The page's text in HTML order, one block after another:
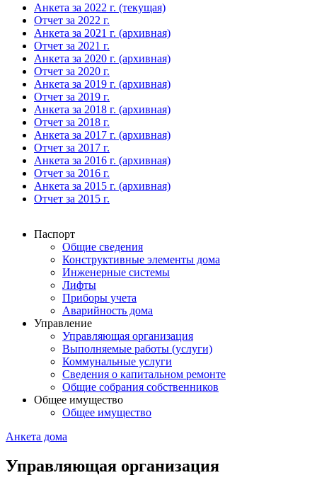
Анкета за 2022 г. (текущая)
Отчет за 2022 г.
Анкета за 2021 г. (архивная)
Отчет за 2021 г.
Анкета за 2020 г. (архивная)
Отчет за 2020 г.
Анкета за 2019 г. (архивная)
Отчет за 2019 г.
Анкета за 2018 г. (архивная)
Отчет за 2018 г.
Анкета за 2017 г. (архивная)
Отчет за 2017 г.
Анкета за 2016 г. (архивная)
Отчет за 2016 г.
Анкета за 2015 г. (архивная)
Отчет за 2015 г.
Паспорт
Общие сведения
Конструктивные элементы дома
Инженерные системы
Лифты
Приборы учета
Аварийность дома
Управление
Управляющая организация
Выполняемые работы (услуги)
Коммунальные услуги
Сведения о капитальном ремонте
Общие собрания собственников
Общее имущество
Общее имущество
Анкета дома
Управляющая организация